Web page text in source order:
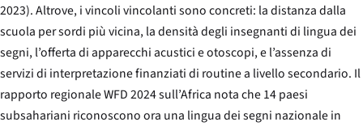
2023). Altrove, i vincoli vincolanti sono concreti: la distanza dalla
scuola per sordi più vicina, la densità degli insegnanti di lingua dei
segni, l’offerta di apparecchi acustici e otoscopi, e l’assenza di
servizi di interpretazione finanziati di routine a livello secondario. Il
rapporto regionale WFD 2024 sull’Africa nota che 14 paesi
subsahariani riconoscono ora una lingua dei segni nazionale in